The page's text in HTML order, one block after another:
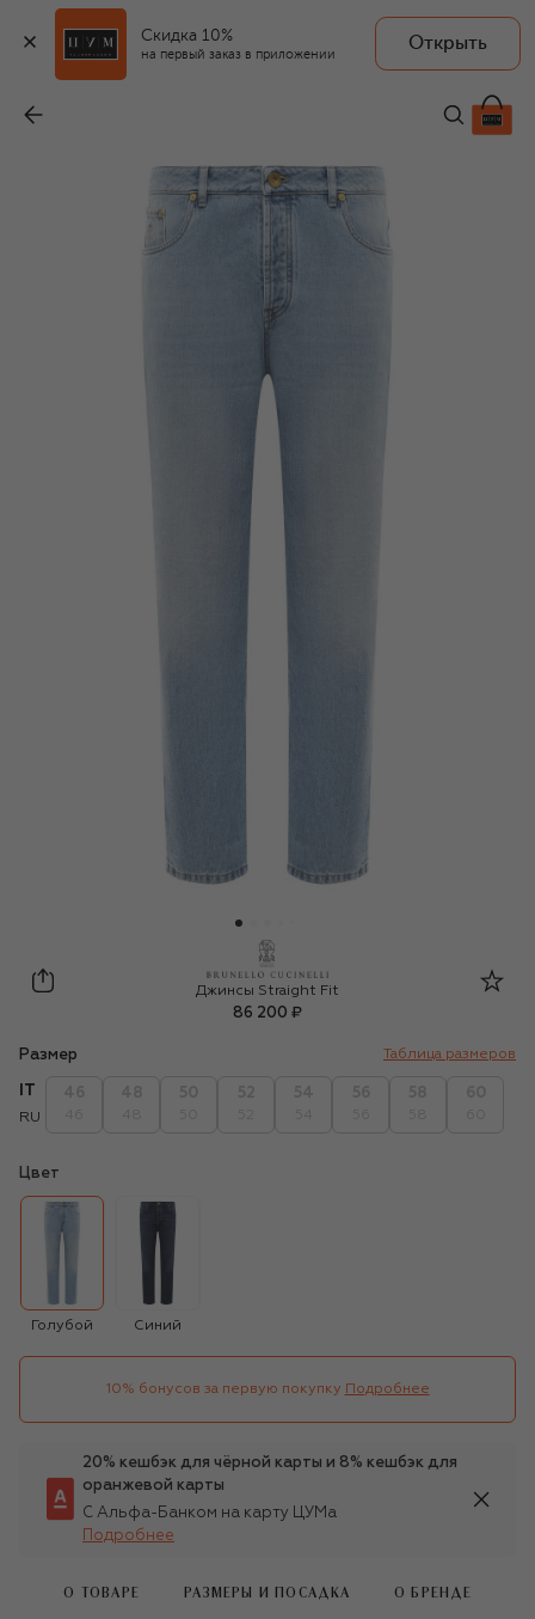
Скидка 10%
на первый заказ в приложении
Открыть
86 200 ₽
Brunello Cucinelli
Джинсы Straight Fit
86 200 ₽
Размер Таблица размеров
RU
Цвет
Голубой Синий
10% бонусов за первую покупку Подробнее
20% кешбэк для чёрной карты и 8% кешбэк для
оранжевой карты
С Альфа-Банком на карту ЦУМа
Подробнее
О ТОВАРЕ РАЗМЕРЫ И ПОСАДКА О БРЕНДЕ